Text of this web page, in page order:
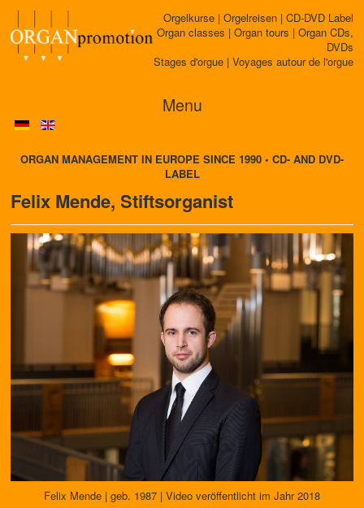
Orgelkurse | Orgelreisen | CD-DVD Label
Organ classes | Organ tours | Organ CDs,
DVDs
Stages d'orgue | Voyages autour de l'orgue
Menu
ORGAN MANAGEMENT IN EUROPE SINCE 1990 • CD- AND DVD-
LABEL
Felix Mende, Stiftsorganist
Felix Mende | geb. 1987 | Video veröffentlicht im Jahr 2018